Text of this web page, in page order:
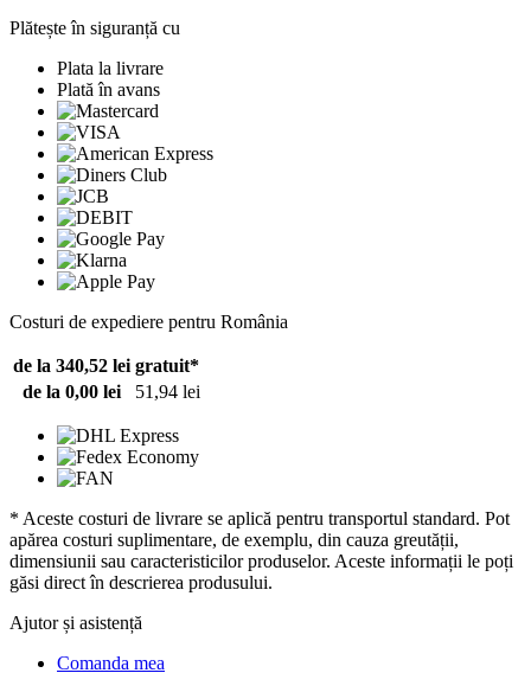
Plătește în siguranță cu
Plata la livrare
Plată în avans
Costuri de expediere pentru România
de la 340,52 lei gratuit*
de la 0,00 lei
51,94 lei
* Aceste costuri de livrare se aplică pentru transportul standard. Pot
apărea costuri suplimentare, de exemplu, din cauza greutății,
dimensiunii sau caracteristicilor produselor. Aceste informații le poți
găsi direct în descrierea produsului.
Ajutor și asistență
Comanda mea